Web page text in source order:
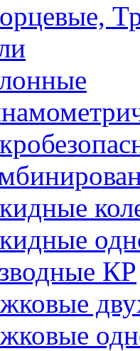
КР